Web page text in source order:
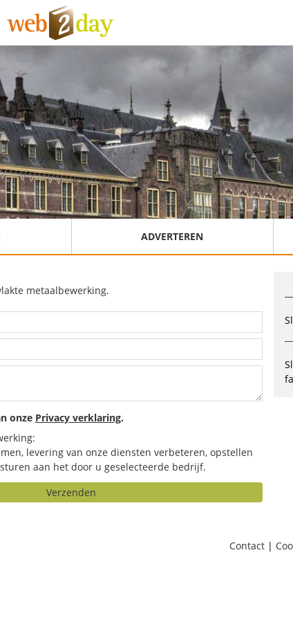
ADVERTEREN
metaalbewerking.
onze Privacy verklaring.
levering van onze diensten verbeteren, opstellen
aan het door u geselecteerde bedrijf.
Verzenden
Contact |